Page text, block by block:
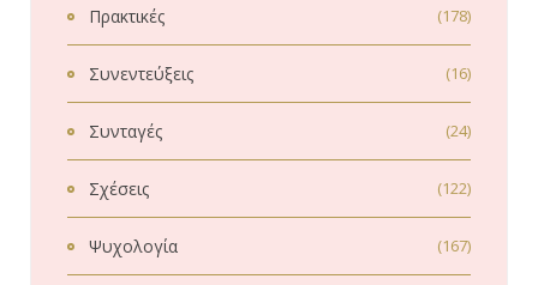
Πρακτικές (178)
Συνεντεύξεις (16)
Συνταγές (24)
Σχέσεις (122)
Ψυχολογία (167)